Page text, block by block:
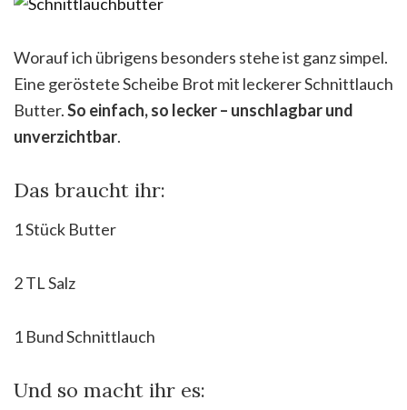
Worauf ich übrigens besonders stehe ist ganz simpel.
Eine geröstete Scheibe Brot mit leckerer Schnittlauch
Butter.So einfach, so lecker – unschlagbar und
unverzichtbar.
Das braucht ihr:
1 Stück Butter
2 TL Salz
1 Bund Schnittlauch
Und so macht ihr es: